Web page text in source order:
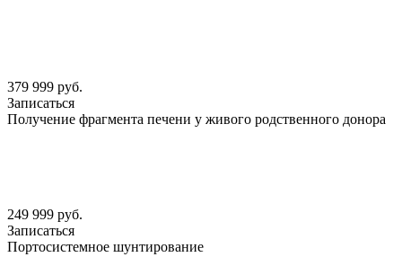
379 999 руб.
Записаться
Получение фрагмента печени у живого родственного донора
249 999 руб.
Записаться
Портосистемное шунтирование